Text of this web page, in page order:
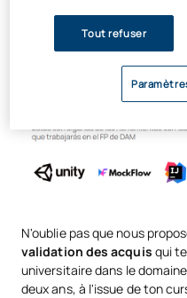
Gestion des
numériques
N'oublie pas que nous
validation des acquis qui
universitaire dans le
deux ans, à l'issue de ton
Tout refuser